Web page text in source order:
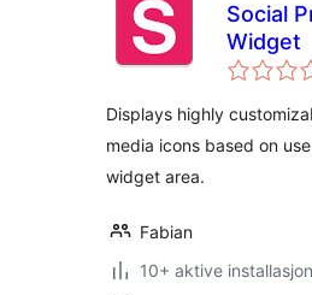
Social
Widget
Displays highly
media icons based on
widget area.
Fabian
10+ aktive